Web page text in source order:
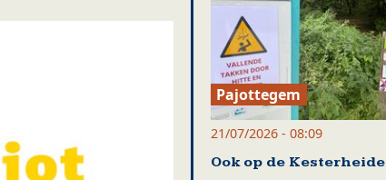
Pajottegem
21/07/2026 - 08:09
Ook op de Kesterheide